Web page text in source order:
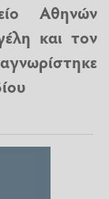
Αθηνών
και τον